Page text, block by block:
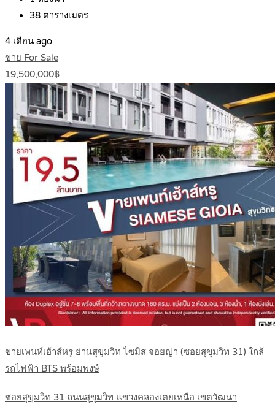
38 ตารางเมตร
4 เดือน ago
ขาย For Sale
19,500,000฿
ขายเพนท์เฮ้าส์หรู ย่านสุขุมวิท ไซมิส จอยญ่า (ซอยสุขุมวิท 31) ใกล้
รถไฟฟ้า BTS พร้อมพงษ์
ซอยสุขุมวิท 31 ถนนสุขุมวิท แขวงคลองเตยเหนือ เขตวัฒนา